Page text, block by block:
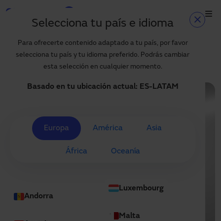
Skip to main content
Selecciona tu país e idioma
Para ofrecerte contenido adaptado a tu país, por favor
selecciona tu país y tu idioma preferido. Podrás cambiar
esta selección en cualquier momento.
Basado en tu ubicación actual: ES-LATAM
Europa América Asia
África Oceanía
Andorra
Luxembourg
Malta
Home
Servicios
Proyectos
+34 935 915 700
Manusa, puertas rápidas para la logística y el almacenaje en la
industria alimentaria